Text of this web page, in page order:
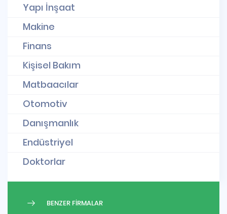
Yapı İnşaat
Makine
Finans
Kişisel Bakım
Matbaacılar
Otomotiv
Danışmanlık
Endüstriyel
Doktorlar
BENZER FİRMALAR